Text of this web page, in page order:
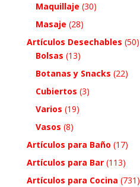
Maquillaje (30)
Masaje (28)
Artículos Desechables (50)
Bolsas (13)
Botanas y Snacks (22)
Cubiertos (3)
Varios (19)
Vasos (8)
Artículos para Baño (17)
Artículos para Bar (113)
Artículos para Cocina (731)